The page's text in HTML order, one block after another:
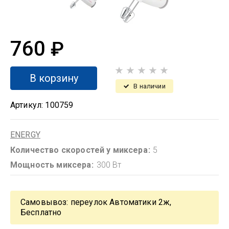
760 ₽
В корзину
В наличии
Артикул: 100759
ENERGY
Количество скоростей у миксера 5
Мощность миксера
300 Вт
Самовывоз: переулок Автоматики 2ж,
Бесплатно